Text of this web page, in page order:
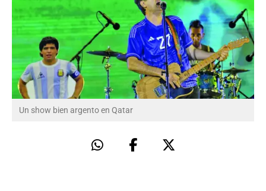
Un show bien argento en Qatar